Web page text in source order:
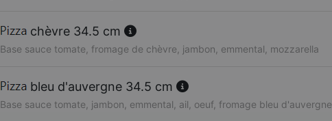
chèvre 34.5 cm
Base sauce tomate, fromage de chèvre, jambon, emmental, mozzarella
bleu d'auvergne 34.5 cm
Base sauce tomate, jambon, emmental, ail, oeuf, fromage bleu d'auvergne